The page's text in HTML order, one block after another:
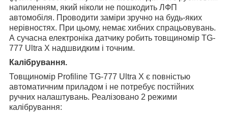
напиленням, який ніколи не пошкодить ЛФП
автомобіля. Проводити заміри зручно на будь-яких
нерівностях. При цьому, немає хибних спрацьовувань.
А сучасна електроніка датчику робить товщиномір TG-
777 Ultra X надшвидким і точним.
Калібрування.
Товщиномір Profiline TG-777 Ultra X є повністью
автоматичним приладом і не потребує постійних
ручних налаштувань. Реалізовано 2 режими
калібрування: